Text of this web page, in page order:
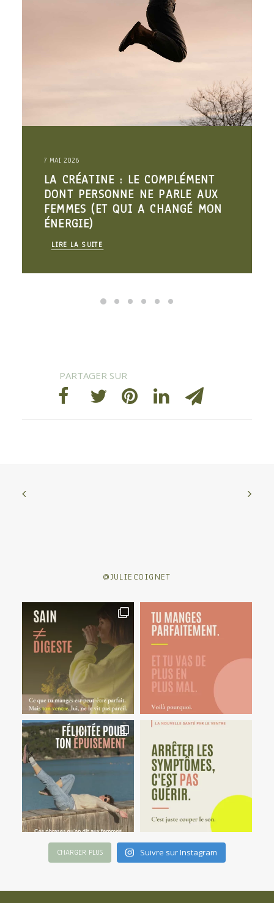
7 MAI 2026
LA CRÉATINE : LE COMPLÉMENT
DONT PERSONNE NE PARLE AUX
FEMMES (ET QUI A CHANGÉ MON
ÉNERGIE)
LIRE LA SUITE
@JULIECOIGNET
CHARGER PLUS Suivre sur Instagram